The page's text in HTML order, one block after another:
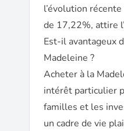
l’évolution
de 17,22%, attire
Est-il avantageux
Madeleine ?
Acheter à la
intérêt particulier
familles et les
un cadre de vie